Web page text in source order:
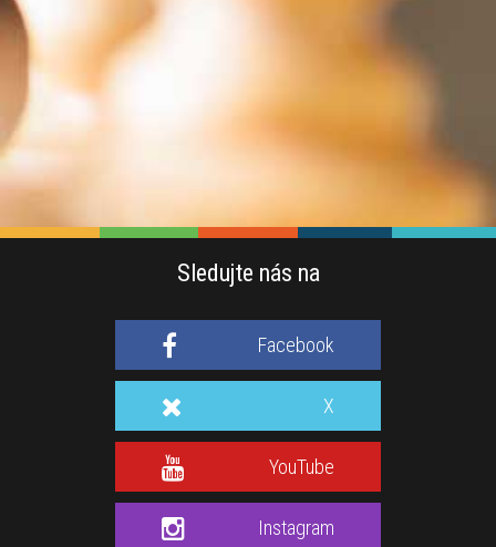
Sledujte nás na
Facebook
X
YouTube
Instagram